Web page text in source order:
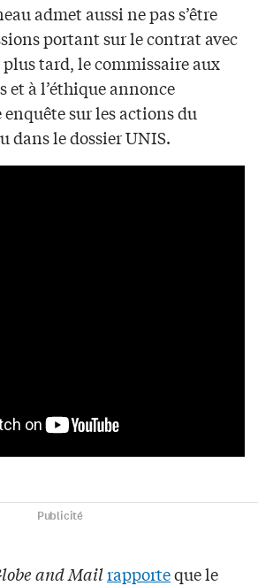
admet aussi ne pas s’être
portant sur le contrat avec
tard, le commissaire aux
et à l’éthique annonce
enquête sur les actions du
dans le dossier UNIS.
Publicité
and Mailrapporteque le